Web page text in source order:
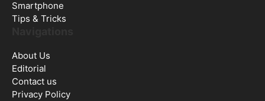
Smartphone
Tips & Tricks
About Us
Editorial
Contact us
Privacy Policy